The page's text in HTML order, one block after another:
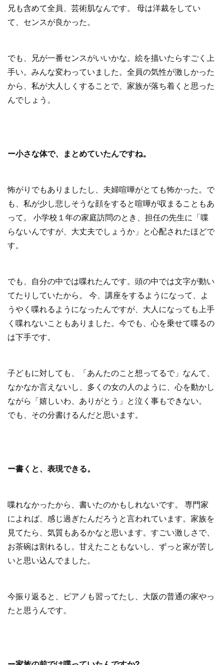
兄も含めて全員、芸術肌なんです。 母は洋裁をしてい
て、センスが良かった。
でも、兄が一番センスがいいかな。絵を描いたらすごく上
手い。みんな変わっていました。全員の気性が激しかった
から、私が大人しくすることで、家族が落ち着くと思った
んでしょう。
ー小さな体で、まとめていたんですね。
怖がりでもありましたし、夫婦喧嘩がとても怖かった。で
も、私が少し悲しそうな顔をすると喧嘩が収まることもあ
って。 小学校１年の家庭訪問のとき、担任の先生に「喋
らないんですが、大丈夫でしょうか」と心配されたほどで
す。
でも、自分の中では喋れたんです。頭の中では文字が動い
てたりしていたから。 今、講座をするようになって、よ
うやく喋れるようになったんですが、大人になっても上手
く喋れないこともありました。今でも、心を乗せて喋るの
は下手です。
子どもに対しても、「あんたのこと想ってるで」なんて、
なかなか言えないし、多くの女の人のように、心を動かし
ながら「嬉しいわ、ありがとう」と泣く事もできない。
でも、その分書けるんだと思います。
ー書くと、表現できる。
喋れなかったから、書いたのかもしれないです。 専門家
によれば、感じ過ぎたんだろうと言われています。家族を
見てたら、気質もあるかなと思います。すごい激しさで、
お茶碗は割れるし。甘えたこともないし、ずっと家が苦し
いと思い込んでました。
今振り返ると、ピアノも習ってたし、大阪の普通の家やっ
たと思うんです。